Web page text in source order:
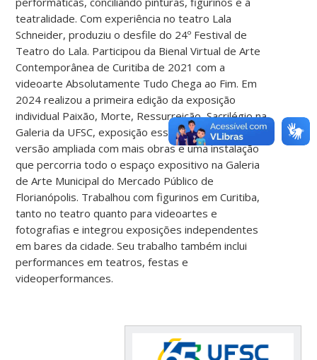
teatralidade. Com experiência no teatro Lala
Schneider, produziu o desfile do 24º Festival de
Teatro do Lala. Participou da Bienal Virtual de Arte
Contemporânea de Curitiba de 2021 com a
videoarte Absolutamente Tudo Chega ao Fim. Em
2024 realizou a primeira edição da exposição
individual Paixão, Morte, Ressurreição, Sacrilégio na
Galeria da UFSC, exposição essa que teve sua
versão ampliada com mais obras e uma instalação
que percorria todo o espaço expositivo na Galeria
de Arte Municipal do Mercado Público de
Florianópolis. Trabalhou com figurinos em Curitiba,
tanto no teatro quanto para videoartes e
fotografias e integrou exposições independentes
em bares da cidade. Seu trabalho também inclui
performances em teatros, festas e
videoperformances.